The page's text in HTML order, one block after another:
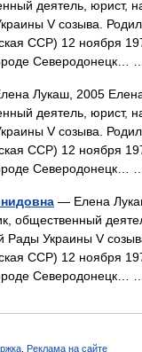
деятель, юрист,
V созыва.
ССР) 12 ноября
Северодонецк…
Лукаш, 2005
деятель, юрист,
V созыва.
ССР) 12 ноября
Северодонецк…
— Елена
общественный
Рады Украины V
ССР) 12 ноября
Северодонецк…
Реклама на сайте